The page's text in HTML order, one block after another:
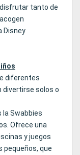
tanto de
Disney
diferentes
divertirse solos o
la Swabbies
Ofrece una
y juegos
pequeños, que